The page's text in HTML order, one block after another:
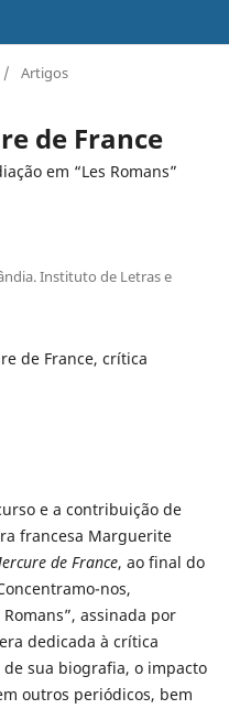
/ Artigos
de France
em “Les Romans”
Instituto de Letras e
de France, crítica
e a contribuição de
francesa Marguerite
de France, ao final do
nos,
assinada por
dedicada à crítica
sua biografia, o impacto
outros periódicos, bem